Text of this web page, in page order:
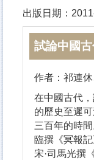
出版日期：
試論中國
作者：祁連
在中國古代
的歷史至遲
三百年的時
臨撰《冥報記
宋·司馬光撰